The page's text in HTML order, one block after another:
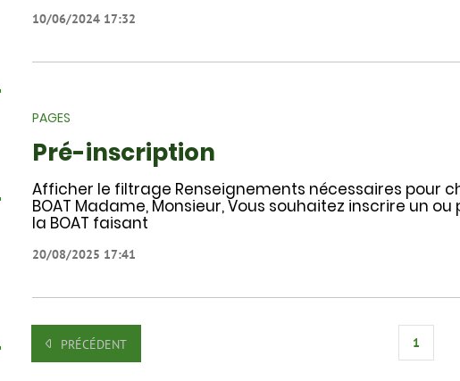
10/06/2024 17:32
PAGES
Pré-inscription
Afficher le filtrage Renseignements nécessaires pour
BOAT Madame, Monsieur, Vous souhaitez inscrire un
la BOAT faisant
20/08/2025 17:41
PRÉCÉDENT 1